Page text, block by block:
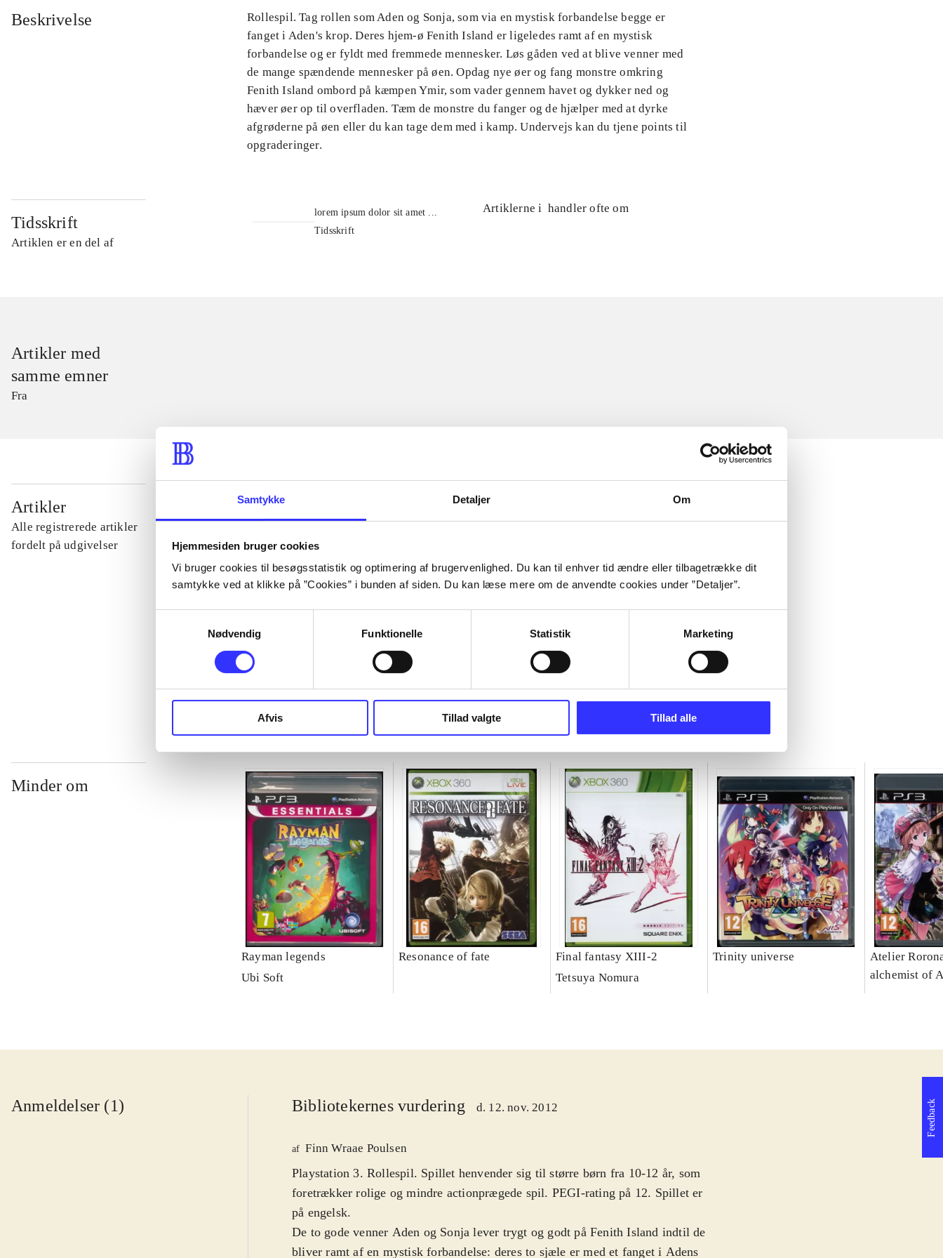
Samtykke Detaljer Om
Hjemmesiden bruger cookies
Vi bruger cookies til besøgsstatistik og optimering af brugervenlighed. Du kan til enhver tid ændre eller tilbagetrække dit
samtykke ved at klikke på ”Cookies” i bunden af siden. Du kan læse mere om de anvendte cookies under ”Detaljer”.
Nødvendig
Funktionelle Statistik Marketing
Afvis Tillad valgte Tillad alle
Beskrivelse
Rollespil. Tag rollen som Aden og Sonja, som via en mystisk forbandelse begge er
fanget i Aden's krop. Deres hjem-ø Fenith Island er ligeledes ramt af en mystisk
forbandelse og er fyldt med fremmede mennesker. Løs gåden ved at blive venner med
de mange spændende mennesker på øen. Opdag nye øer og fang monstre omkring
Fenith Island ombord på kæmpen Ymir, som vader gennem havet og dykker ned og
hæver øer op til overfladen. Tæm de monstre du fanger og de hjælper med at dyrke
afgrøderne på øen eller du kan tage dem med i kamp. Undervejs kan du tjene points til
opgraderinger.
Tidsskrift
Artiklen er en del af
lorem ipsum dolor sit amet ...
Tidsskrift
Artiklerne i handler ofte om
Artikler med
samme emner
Fra
Artikler
Alle registrerede artikler
fordelt på udgivelser
...
...
...
...
Minder om
Rayman legends
Ubi Soft
Resonance of fate
Final fantasy XIII-2
Tetsuya Nomura
Trinity universe
Atelier
alchemist of
Anmeldelser (1) Bibliotekernes vurdering d. 12. nov. 2012
af Finn Wraae Poulsen
Playstation 3. Rollespil. Spillet henvender sig til større børn fra 10-12 år, som
foretrækker rolige og mindre actionprægede spil. PEGI-rating på 12. Spillet er
på engelsk.
De to gode venner Aden og Sonja lever trygt og godt på Fenith Island indtil de
bliver ramt af en mystisk forbandelse: deres to sjæle er med et fanget i Adens
Feedback